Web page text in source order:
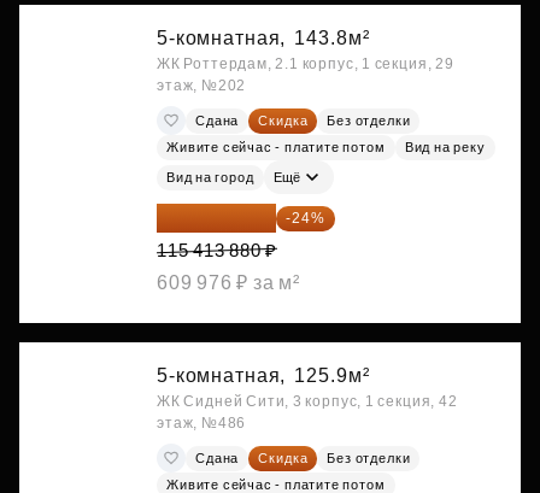
5-комнатная, 143.8м²
ЖК Роттердам, 2.1 корпус, 1 секция, 29
этаж, №202
Сдана Скидка
Без отделки
Живите сейчас - платите потом
Вид на реку
Вид на город Ещё
87 714 549 ₽ -24%
115 413 880 ₽
609 976 ₽ за м²
5-комнатная, 125.9м²
ЖК Сидней Сити, 3 корпус, 1 секция, 42
этаж, №486
Сдана Скидка
Без отделки
Живите сейчас - платите потом